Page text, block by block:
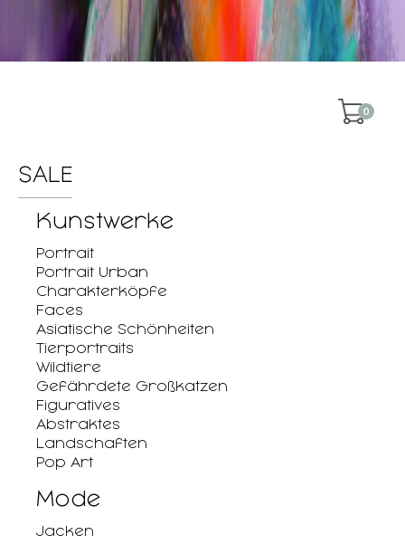
0
SALE
Kunstwerke
Portrait
Portrait Urban
Charakterköpfe
Faces
Asiatische Schönheiten
Tierportraits
Wildtiere
Gefährdete Großkatzen
Figuratives
Abstraktes
Landschaften
Pop Art
Mode
Jacken